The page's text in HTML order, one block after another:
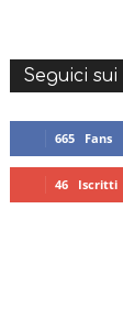
Seguici
665 Fans
46 Iscritti